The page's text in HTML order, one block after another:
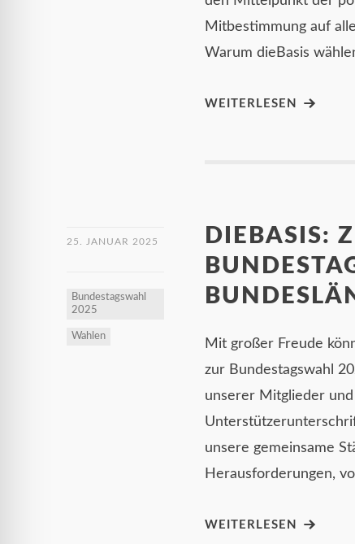
Mitbestimmung auf
Warum dieBasis
WEITERLESEN
25. JANUAR 2025
Bundestagswahl
2025
Wahlen
DIEBASIS:
Mit großer Freude
zur Bundestagswahl
unserer Mitglieder
unsere gemeinsame
Herausforderungen,
WEITERLESEN